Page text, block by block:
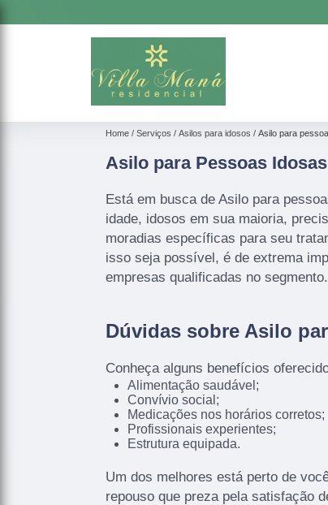
Home Serviços Asilos para idosos Asilo para
Asilo para Pessoas Idosas
Está em busca de Asilo para
idade, idosos em sua maioria,
moradias específicas para seu
isso seja possível, é de extrema
empresas qualificadas no segmento.
Dúvidas sobre Asilo
Conheça alguns benefícios
Alimentação saudável;
Convívio social;
Medicações nos horários corretos;
Profissionais experientes;
Estrutura equipada.
Um dos melhores está perto de
repouso que preza pela satisfação